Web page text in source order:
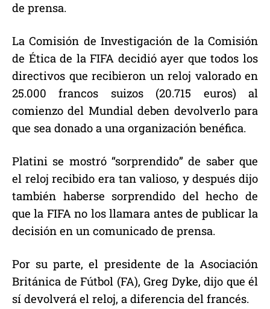
de prensa.
La Comisión de Investigación de la Comisión
de Ética de la FIFA decidió ayer que todos los
directivos que recibieron un reloj valorado en
25.000 francos suizos (20.715 euros) al
comienzo del Mundial deben devolverlo para
que sea donado a una organización benéfica.
Platini se mostró “sorprendido” de saber que
el reloj recibido era tan valioso, y después dijo
también haberse sorprendido del hecho de
que la FIFA no los llamara antes de publicar la
decisión en un comunicado de prensa.
Por su parte, el presidente de la Asociación
Británica de Fútbol (FA), Greg Dyke, dijo que él
sí devolverá el reloj, a diferencia del francés.